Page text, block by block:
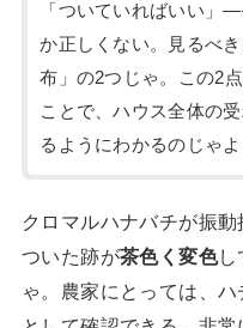
「ついていればいい」
か正しくない。見るべ
布」の2つじゃ。この2
ことで、ハウス全体の
るようにわかるのじゃよ
クロマルハナバチが振
ついた跡が茶色く変色し
ゃ。農家にとっては、ハ